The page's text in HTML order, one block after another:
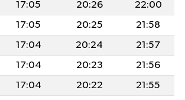
17:05 20:26
22:00
17:05 20:25
21:58
17:04 20:24
21:57
17:04 20:23
21:56
17:04 20:22
21:55